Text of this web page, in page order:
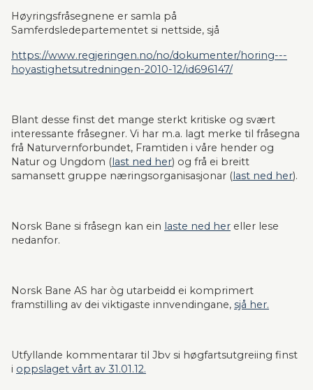
Høyringsfråsegnene er samla på
Samferdsledepartementet si nettside, sjå
https://www.regjeringen.no/no/dokumenter/horing---
hoyastighetsutredningen-2010-12/id696147/
Blant desse finst det mange sterkt kritiske og svært
interessante fråsegner. Vi har m.a. lagt merke til fråsegna
frå Naturvernforbundet, Framtiden i våre hender og
Natur og Ungdom (last ned her) og frå ei breitt
samansett gruppe næringsorganisasjonar (last ned her).
Norsk Bane si fråsegn kan ein laste ned her eller lese
nedanfor.
Norsk Bane AS har òg utarbeidd ei komprimert
framstilling av dei viktigaste innvendingane, sjå her.
Utfyllande kommentarar til Jbv si høgfartsutgreiing finst
i oppslaget vårt av 31.01.12.